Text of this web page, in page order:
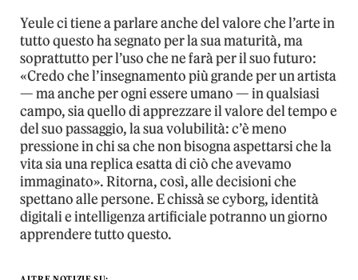
Yeule ci tiene a parlare anche del valore che l’arte in
tutto questo ha segnato per la sua maturità, ma
soprattutto per l’uso che ne farà per il suo futuro:
«Credo che l’insegnamento più grande per un artista
— ma anche per ogni essere umano — in qualsiasi
campo, sia quello di apprezzare il valore del tempo e
del suo passaggio, la sua volubilità: c’è meno
pressione in chi sa che non bisogna aspettarsi che la
vita sia una replica esatta di ciò che avevamo
immaginato». Ritorna, così, alle decisioni che
spettano alle persone. E chissà se cyborg, identità
digitali e intelligenza artificiale potranno un giorno
apprendere tutto questo.